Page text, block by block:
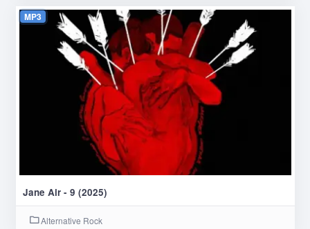
MP3
Jane Air - 9 (2025)
Alternative Rock